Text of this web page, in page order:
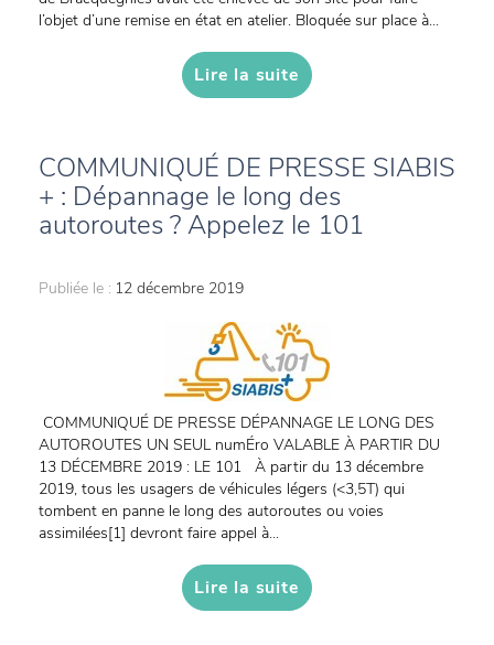
l’objet d’une remise en état en atelier. Bloquée sur place à...
Lire la suite
COMMUNIQUÉ DE PRESSE SIABIS
+ : Dépannage le long des
autoroutes ? Appelez le 101
Publiée le : 12 décembre 2019
COMMUNIQUÉ DE PRESSE DÉPANNAGE LE LONG DES
AUTOROUTES UN SEUL numÉro VALABLE À PARTIR DU
13 DÉCEMBRE 2019 : LE 101 À partir du 13 décembre
2019, tous les usagers de véhicules légers (<3,5T) qui
tombent en panne le long des autoroutes ou voies
assimilées[1] devront faire appel à...
Lire la suite